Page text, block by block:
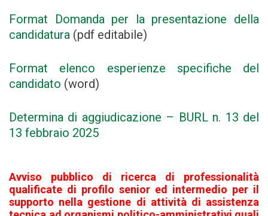
Format Domanda per la presentazione della
candidatura (pdf editabile)
Format elenco esperienze specifiche del
candidato (word)
Determina di aggiudicazione – BURL n. 13 del
13 febbraio 2025
Avviso pubblico di ricerca di professionalità
qualificate di profilo senior ed intermedio per il
supporto nella gestione di attività di assistenza